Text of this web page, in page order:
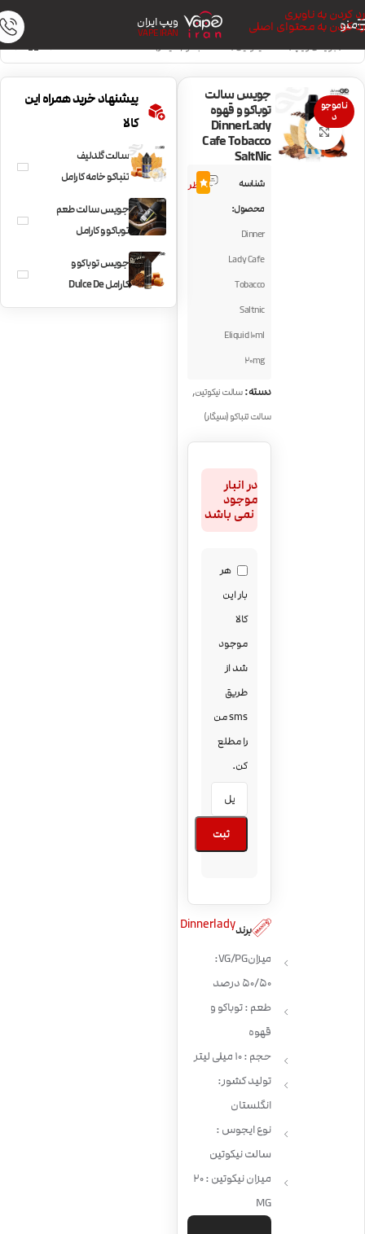
رد کردن به ناوبری
رد کردن به محتوای اصلی
منو ویپ ایران
VAPE IRAN
خانه/جویس ویپ/سالت نیکوتین/سالت تنباکو (سیگار)
ناموجو
د
بزرگنمایی تصویر
جویس سالت
توباکو و قهوه
DinnerLady
Cafe Tobacco
SaltNic
شناسه
محصول:
Dinner
Lady Cafe
Tobacco
Saltnic
Eliquid 10ml
20mg
6
نظر4.3
دسته:سالت نیکوتین,
سالت تنباکو (سیگار)
در انبار
موجود
نمی باشد
هر
بار این
کالا
موجود
شد از
طریق
sms من
را مطلع
کن.
ثبت
برندDinnerlady
میزان VG/PG:
50/50 درصد
طعم : توباکو و
قهوه
حجم : 10 میلی لیتر
تولید کشور:
انگلستان
نوع ایجوس :
سالت نیکوتین
میزان نیکوتین : 20
MG
پیشنهاد خرید همراه این
کالا
سالت گلدلیف
تنباکو خامه کارامل
Gold Leaf Royal
Oak
جویس سالت طعم
توباکو و کارامل
BLVK Tobacco
Caramel
جویس توباکو و
کارامل Dulce De
Tobacco by